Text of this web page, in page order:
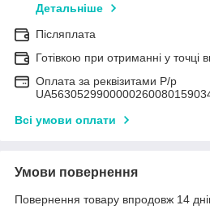
Детальніше
Післяплата
Готівкою при отриманні у точці
Оплата за реквізитами Р/р
Всі умови оплати
Умови повернення
Повернення товару впродовж 14